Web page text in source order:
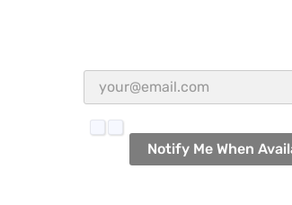
Notify Me When